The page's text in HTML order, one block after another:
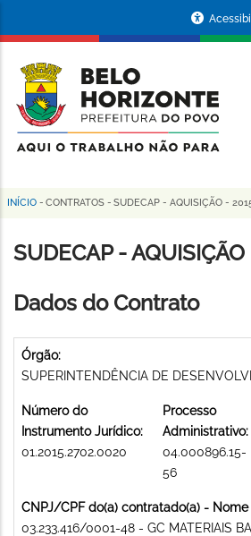
conteúdo
principal
da
Prefeitura
de
Horizonte
Trilha
de
INÍCIO - CONTRATOS - SUDECAP - AQUISIÇÃO -
SUDECAP -
Dados do Contrato
Órgão:
SUPERINTENDÊNCIA DE
Número do
Instrumento Jurídico:
01.2015.2702.0020
Processo
Administrativo:
04.000896.15-
56
CNPJ/CPF do(a) contratado(a) -
03.233.416/0001-48 - GC MATERIAIS